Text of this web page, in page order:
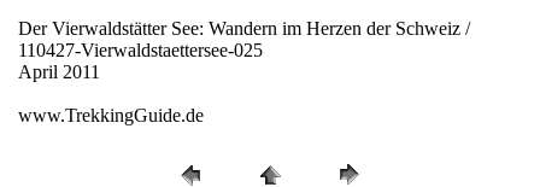
Der Vierwaldstätter See: Wandern im Herzen der Schweiz /
110427-Vierwaldstaettersee-025
April 2011
www.TrekkingGuide.de